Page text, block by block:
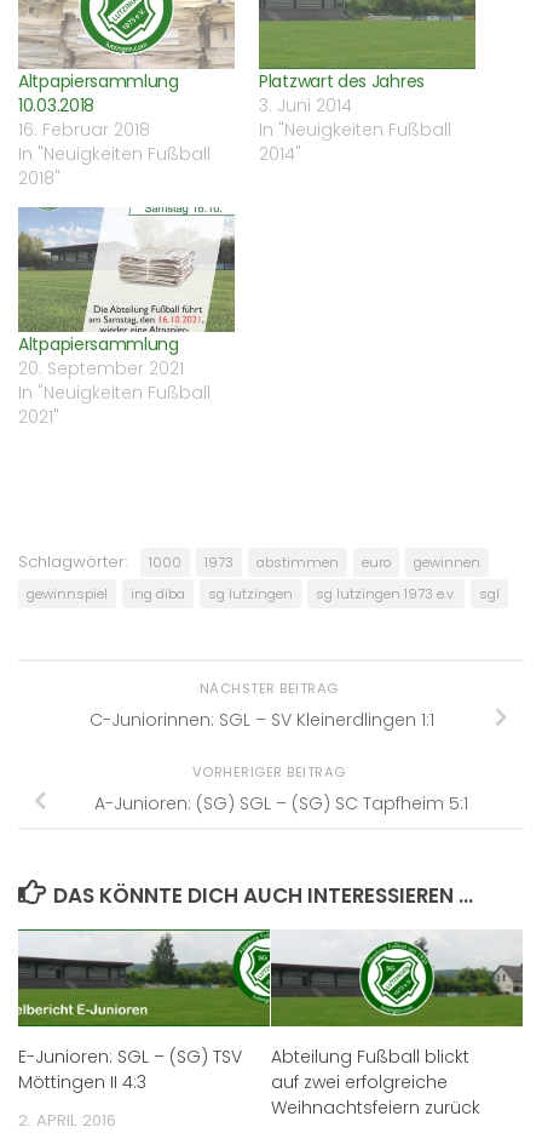
neuem
Fenster
geöffnet)
Altpapiersammlung
10.03.2018
16. Februar 2018
In "Neuigkeiten Fußball
2018"
Platzwart des Jahres
3. Juni 2014
In "Neuigkeiten Fußball
2014"
Altpapiersammlung
20. September 2021
In "Neuigkeiten Fußball
2021"
Schlagwörter: 1000 1973 abstimmen euro
gewinnen
gewinnspiel
ing diba sg lutzingen sg lutzingen 1973 e.v. sgl
NÄCHSTER BEITRAG
C-Juniorinnen: SGL – SV Kleinerdlingen 1:1
VORHERIGER BEITRAG
A-Junioren: (SG) SGL – (SG) SC Tapfheim 5:1
DAS KÖNNTE DICH AUCH INTERESSIEREN …
E-Junioren: SGL – (SG) TSV
Möttingen II 4:3
2. APRIL 2016
Abteilung Fußball blickt
auf zwei erfolgreiche
Weihnachtsfeiern zurück